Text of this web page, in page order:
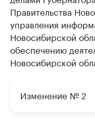
Правительства
управления
Новосибирской
обеспечению
Новосибирской
Изменение № 2